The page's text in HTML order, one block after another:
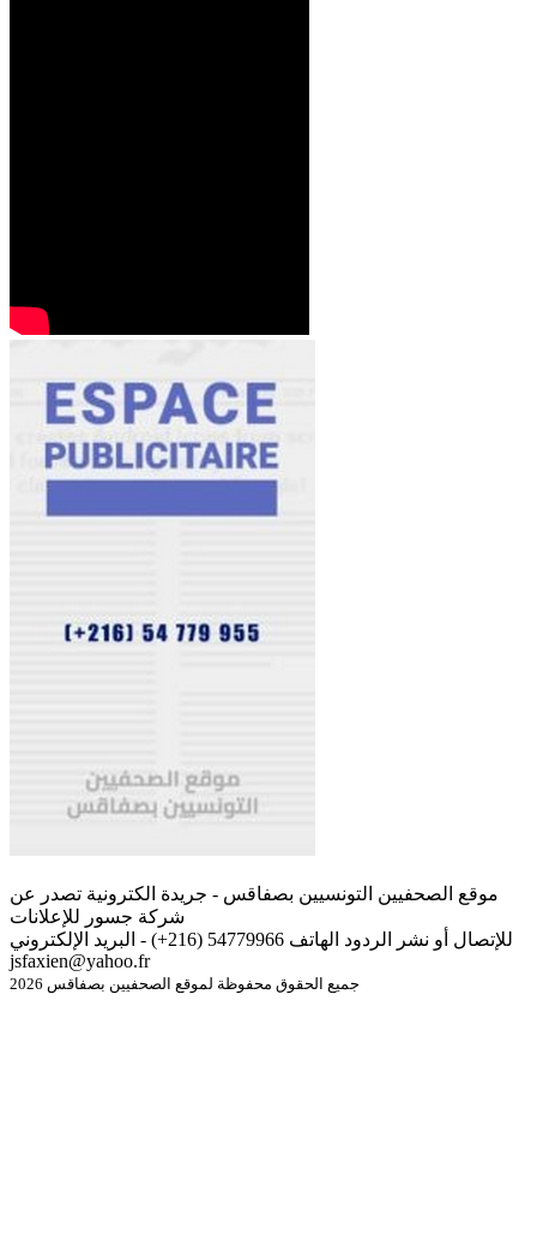
موقع الصحفيين التونسيين بصفاقس - جريدة الكترونية تصدر عن
شركة جسور للإعلانات
للإتصال أو نشر الردود الهاتف 54779966 (216+) - البريد الإلكتروني
jsfaxien@yahoo.fr
جميع الحقوق محفوظة لموقع الصحفيين بصفاقس 2026